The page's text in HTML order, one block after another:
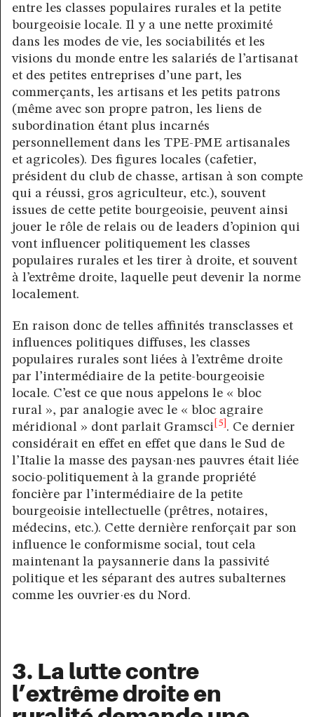
entre les classes populaires rurales et la petite
bourgeoisie locale. Il y a une nette proximité
dans les modes de vie, les sociabilités et les
visions du monde entre les salariés de l’artisanat
et des petites entreprises d’une part, les
commerçants, les artisans et les petits patrons
(même avec son propre patron, les liens de
subordination étant plus incarnés
personnellement dans les TPE-PME artisanales
et agricoles). Des figures locales (cafetier,
président du club de chasse, artisan à son compte
qui a réussi, gros agriculteur, etc.), souvent
issues de cette petite bourgeoisie, peuvent ainsi
jouer le rôle de relais ou de leaders d’opinion qui
vont influencer politiquement les classes
populaires rurales et les tirer à droite, et souvent
à l’extrême droite, laquelle peut devenir la norme
localement.
En raison donc de telles affinités transclasses et
influences politiques diffuses, les classes
populaires rurales sont liées à l’extrême droite
par l’intermédiaire de la petite-bourgeoisie
locale. C’est ce que nous appelons le « bloc
rural », par analogie avec le « bloc agraire
méridional » dont parlait Gramsci [5] . Ce dernier
considérait en effet en effet que dans le Sud de
l’Italie la masse des paysan·nes pauvres était liée
socio-politiquement à la grande propriété
foncière par l’intermédiaire de la petite
bourgeoisie intellectuelle (prêtres, notaires,
médecins, etc.). Cette dernière renforçait par son
influence le conformisme social, tout cela
maintenant la paysannerie dans la passivité
politique et les séparant des autres subalternes
comme les ouvrier·es du Nord.
3. La lutte contre
l’extrême droite en